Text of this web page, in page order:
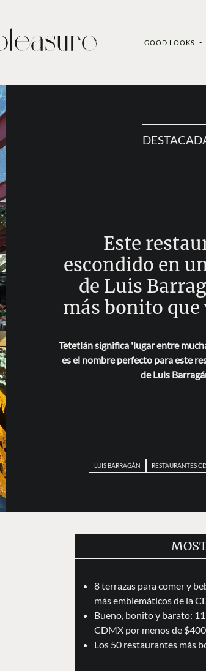
GOOD LOOKS
Este
escondido en
de Luis
más bonito que
Tetetlán significa 'lugar entre
es el nombre perfecto para este
de Luis
LUIS BARRAGÁN RESTAURANTES
8 terrazas para comer y
más emblemáticos de la
Bueno, bonito y barato:
CDMX por menos de
Los 50 restaurantes más